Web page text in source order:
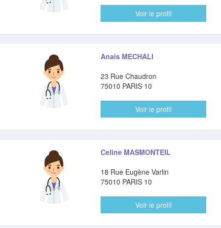
Voir le profil
Anais MECHALI
23 Rue Chaudron
75010 PARIS 10
Voir le profil
Celine MASMONTEIL
18 Rue Eugène Varlin
75010 PARIS 10
Voir le profil